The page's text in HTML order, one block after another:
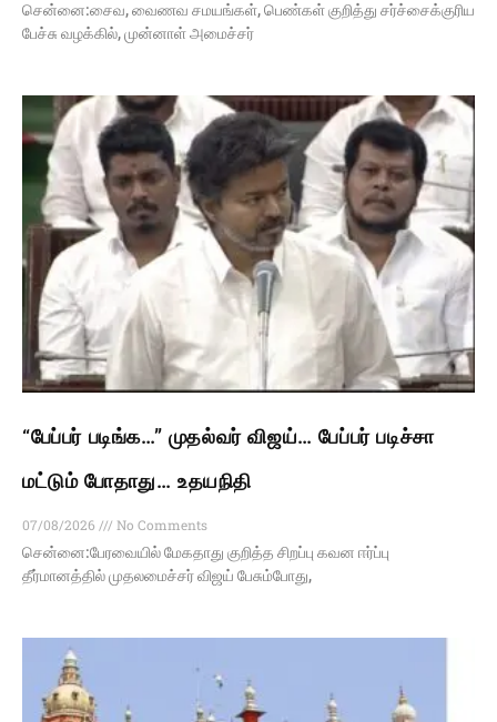
சென்னை:சைவ, வைணவ சமயங்கள், பெண்கள் குறித்து சர்ச்சைக்குரிய
பேச்சு வழக்கில், முன்னாள் அமைச்சர்
“பேப்பர் படிங்க…” முதல்வர் விஜய்… பேப்பர் படிச்சா
மட்டும் போதாது… உதயநிதி
07/08/2026
No Comments
சென்னை:பேரவையில் மேகதாது குறித்த சிறப்பு கவன ஈர்ப்பு
தீர்மானத்தில் முதலமைச்சர் விஜய் பேசும்போது,